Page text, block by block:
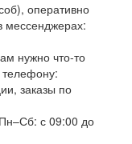
оперативно
мессенджерах:
нужно что-то
телефону:
заказы по
с 09:00 до